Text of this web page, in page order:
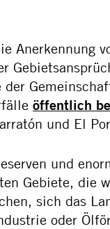
Anerkennung
öffentlich
und El
und
Gebiete, die
sich das
oder